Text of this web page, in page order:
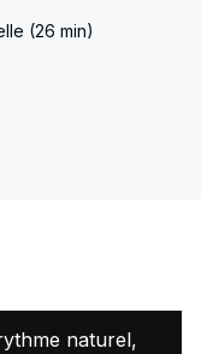
(26 min)
naturel,